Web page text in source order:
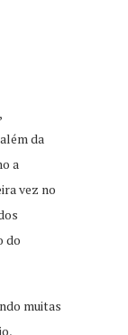
da
a
vez no
do
muitas